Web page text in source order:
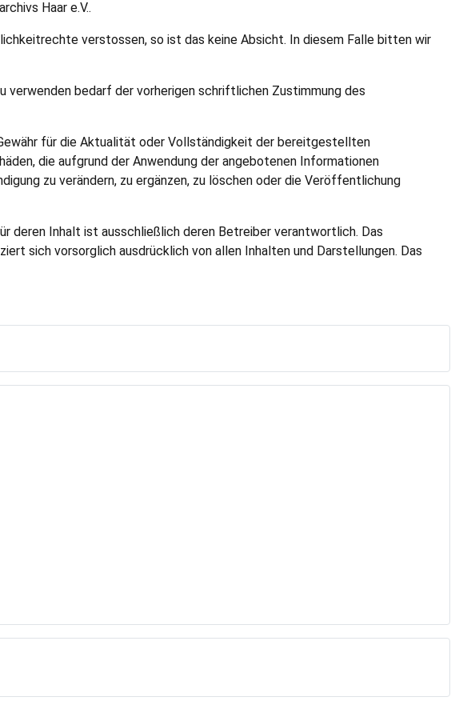
Haar e.V..
verstossen, so ist das keine Absicht. In diesem Falle bitten wir
bedarf der vorherigen schriftlichen Zustimmung des
für die Aktualität oder Vollständigkeit der bereitgestellten
die aufgrund der Anwendung der angebotenen Informationen
zu verändern, zu ergänzen, zu löschen oder die Veröffentlichung
deren Inhalt ist ausschließlich deren Betreiber verantwortlich. Das
sich vorsorglich ausdrücklich von allen Inhalten und Darstellungen. Das